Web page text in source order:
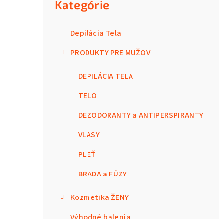
Kategórie
Depilácia Tela
PRODUKTY PRE MUŽOV
DEPILÁCIA TELA
TELO
DEZODORANTY a ANTIPERSPIRANTY
VLASY
PLEŤ
BRADA a FÚZY
Kozmetika ŽENY